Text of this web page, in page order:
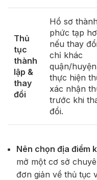
Thủ
tục
thành
lập &
thay
đổi
Hồ sơ
phức tạp
nếu thay
chỉ khác
quận/
thực hiện
xác nhận
trước khi
đổi.
Nên chọn địa điểm
mở một cơ sở
đơn giản về thủ tục